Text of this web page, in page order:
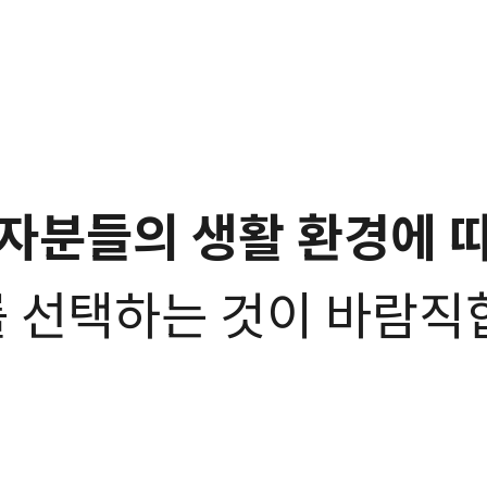
분들의 생활 환경에
선택하는 것이 바람직